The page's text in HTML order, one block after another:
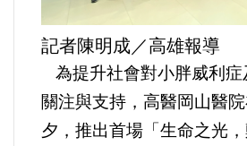
命理/信仰/宗教/宮廟/教會
記者陳明成／高雄報導
為提升社會對小胖威利
關注與支持，高醫岡山醫
夕，推出首場「生命之光